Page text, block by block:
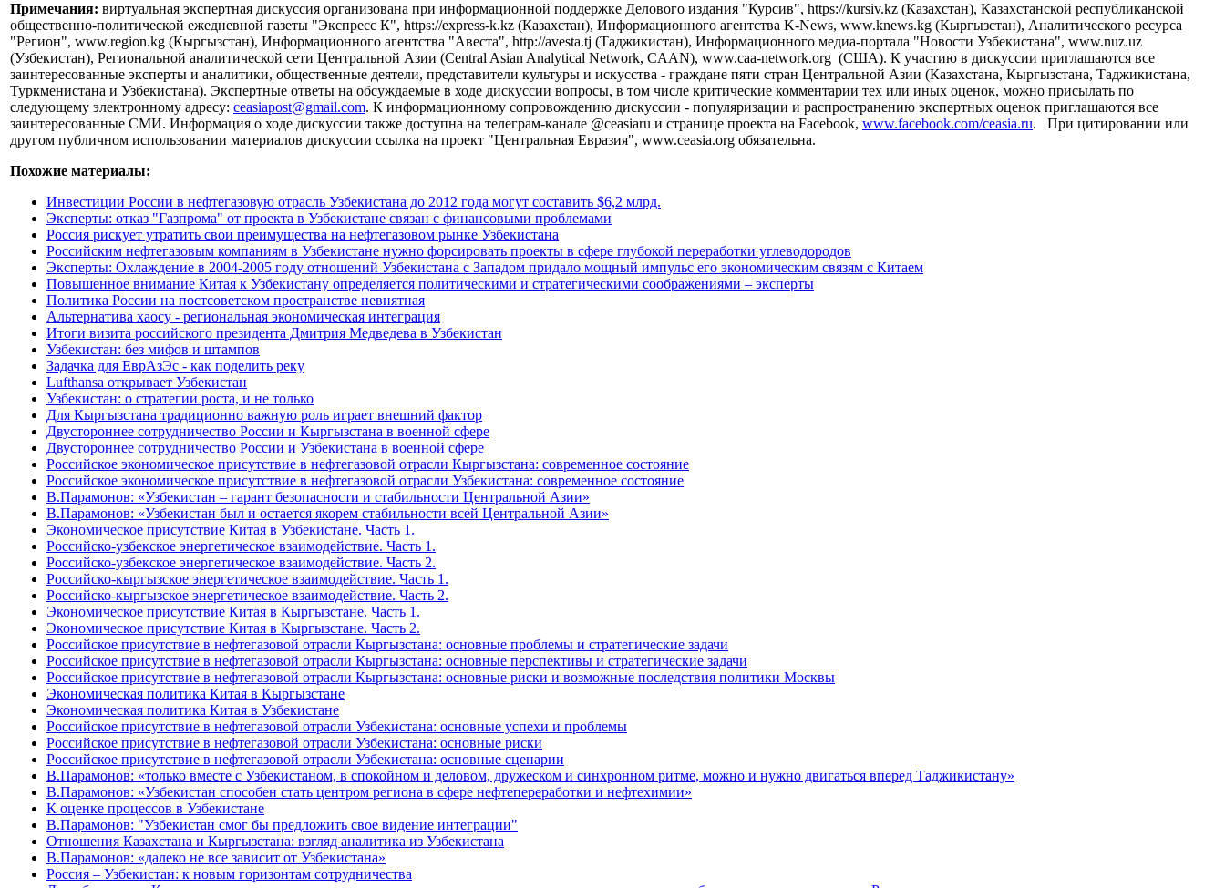
Примечания: виртуальная экспертная дискуссия организована при информационной поддержке Делового издания "Курсив", https://kursiv.kz (Казахстан), Казахстанской республиканской
общественно-политической ежедневной газеты "Экспресс К", https://express-k.kz (Казахстан), Информационного агентства K-News, www.knews.kg (Кыргызстан), Аналитического ресурса
"Регион", www.region.kg (Кыргызстан), Информационного агентства "Авеста", http://avesta.tj (Таджикистан), Информационного медиа-портала "Новости Узбекистана", www.nuz.uz
(Узбекистан), Региональной аналитической сети Центральной Азии (Central Asian Analytical Network, CAAN), www.caa-network.org (США). К участию в дискуссии приглашаются все
заинтересованные эксперты и аналитики, общественные деятели, представители культуры и искусства - граждане пяти стран Центральной Азии (Казахстана, Кыргызстана, Таджикистана,
Туркменистана и Узбекистана). Экспертные ответы на обсуждаемые в ходе дискуссии вопросы, в том числе критические комментарии тех или иных оценок, можно присылать по
следующему электронному адресу: ceasiapost@gmail.com. К информационному сопровождению дискуссии - популяризации и распространению экспертных оценок приглашаются все
заинтересованные СМИ. Информация о ходе дискуссии также доступна на телеграм-канале @ceasiaru и странице проекта на Facebook, www.facebook.com/ceasia.ru. При цитировании или
другом публичном использовании материалов дискуссии ссылка на проект "Центральная Евразия", www.ceasia.org обязательна.
Похожие материалы:
Инвестиции России в нефтегазовую отрасль Узбекистана до 2012 года могут составить $6,2 млрд.
Эксперты: отказ "Газпрома" от проекта в Узбекистане связан с финансовыми проблемами
Россия рискует утратить свои преимущества на нефтегазовом рынке Узбекистана
Российским нефтегазовым компаниям в Узбекистане нужно форсировать проекты в сфере глубокой переработки углеводородов
Эксперты: Охлаждение в 2004-2005 году отношений Узбекистана с Западом придало мощный импульс его экономическим связям с Китаем
Повышенное внимание Китая к Узбекистану определяется политическими и стратегическими соображениями – эксперты
Политика России на постсоветском пространстве невнятная
Альтернатива хаосу - региональная экономическая интеграция
Итоги визита российского президента Дмитрия Медведева в Узбекистан
Узбекистан: без мифов и штампов
Задачка для ЕврАзЭс - как поделить реку
Lufthansa открывает Узбекистан
Узбекистан: о стратегии роста, и не только
Для Кыргызстана традиционно важную роль играет внешний фактор
Двустороннее сотрудничество России и Кыргызстана в военной сфере
Двустороннее сотрудничество России и Узбекистана в военной сфере
Российское экономическое присутствие в нефтегазовой отрасли Кыргызстана: современное состояние
Российское экономическое присутствие в нефтегазовой отрасли Узбекистана: современное состояние
В.Парамонов: «Узбекистан – гарант безопасности и стабильности Центральной Азии»
В.Парамонов: «Узбекистан был и остается якорем стабильности всей Центральной Азии»
Экономическое присутствие Китая в Узбекистане. Часть 1.
Российско-узбекское энергетическое взаимодействие. Часть 1.
Российско-узбекское энергетическое взаимодействие. Часть 2.
Российско-кыргызское энергетическое взаимодействие. Часть 1.
Российско-кыргызское энергетическое взаимодействие. Часть 2.
Экономическое присутствие Китая в Кыргызстане. Часть 1.
Экономическое присутствие Китая в Кыргызстане. Часть 2.
Российское присутствие в нефтегазовой отрасли Кыргызстана: основные проблемы и стратегические задачи
Российское присутствие в нефтегазовой отрасли Кыргызстана: основные перспективы и стратегические задачи
Российское присутствие в нефтегазовой отрасли Кыргызстана: основные риски и возможные последствия политики Москвы
Экономическая политика Китая в Кыргызстане
Экономическая политика Китая в Узбекистане
Российское присутствие в нефтегазовой отрасли Узбекистана: основные успехи и проблемы
Российское присутствие в нефтегазовой отрасли Узбекистана: основные риски
Российское присутствие в нефтегазовой отрасли Узбекистана: основные сценарии
В.Парамонов: «только вместе с Узбекистаном, в спокойном и деловом, дружеском и синхронном ритме, можно и нужно двигаться вперед Таджикистану»
В.Парамонов: «Узбекистан способен стать центром региона в сфере нефтепереработки и нефтехимии»
К оценке процессов в Узбекистане
В.Парамонов: "Узбекистан смог бы предложить свое видение интеграции"
Отношения Казахстана и Кыргызстана: взгляд аналитика из Узбекистана
В.Парамонов: «далеко не все зависит от Узбекистана»
Россия – Узбекистан: к новым горизонтам сотрудничества